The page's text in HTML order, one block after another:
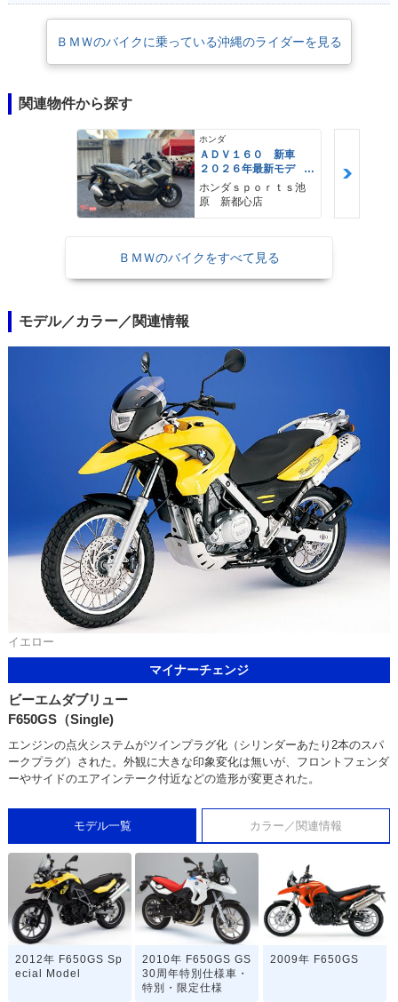
ト19インチ/リア17インチのキャストホイール、正立フォークを採用し
て、オンロードを、時々はオフロードも走りぬくことができる、クロスオ
ァンデューロ/初代F650GSに与えられていたものと同じで、たとえ搭載す
るエンジンが変わっても、それは共通であった。なお、2008年からの2気
筒版F650GSの後継モデルは、F700GS（2013年-）となったが、単気筒の
F650GSにも、別の後継モデル（G650GS/2012年-）が登場した。途中で
エンジン変更があり、いささか分かりにくいF650GSは、後継車問題に
も、分かりにくさを残してくれた。
ＢＭＷのバイクに乗っている沖縄のライダーを見る
関連物件から探す
ホンダ
ＡＤＶ１６０ 新車
２０２６年最新モデ
ル パールスモーキー
グレー スマートキ
ー ２９Ｌメットイ
ホンダｓｐｏｒｔｓ池
原 新都心店
ＢＭＷのバイクをすべて見る
モデル／カラー／関連情報
イエロー
マイナーチェンジ
ビーエムダブリュー
F650GS（Single)
エンジンの点火システムがツインプラグ化（シリンダーあたり2本のスパ
ークプラグ）された。外観に大きな印象変化は無いが、フロントフェンダ
ーやサイドのエアインテーク付近などの造形が変更された。
モデル一覧 カラー／関連情報
2012年 F650GS Sp
ecial Model
2010年 F650GS GS
30周年特別仕様車・
特別・限定仕様
2009年 F650GS